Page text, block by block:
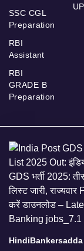
SSC CGL
Preparation
RBI
Assistant
RBI
GRADE B
Preparation
HindiBankersadda